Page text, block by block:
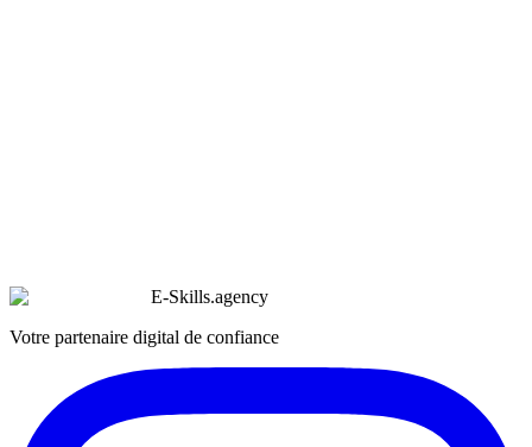
E-Skills.agency
Votre partenaire digital de confiance